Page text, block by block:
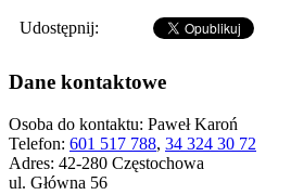
Udostępnij:
Dane kontaktowe
Osoba do kontaktu: Paweł Karoń
Telefon: 601 517 788, 34 324 30 72
Adres: 42-280 Częstochowa
ul. Główna 56